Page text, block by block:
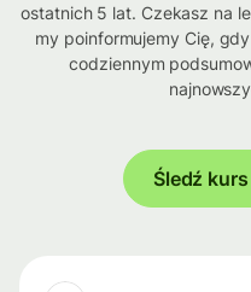
ostatnich 5 lat. Czekasz na
my poinformujemy Cię,
codziennym
Śledź